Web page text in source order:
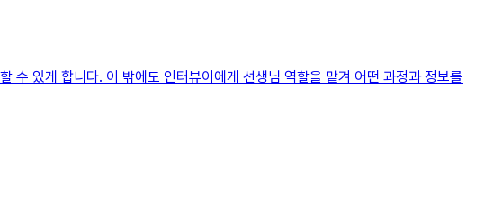
수 있게 합니다. 이 밖에도 인터뷰이에게 선생님 역할을 맡겨 어떤 과정과 정보를